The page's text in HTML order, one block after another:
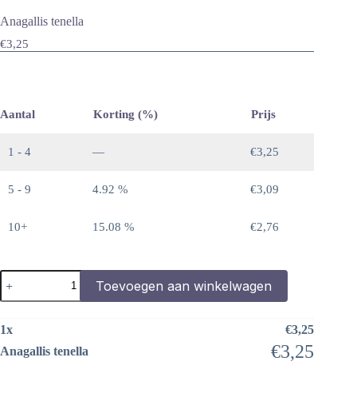
Anagallis tenella
€3,25
Aantal Korting (%) Prijs
1 - 4 — €3,25
5 - 9 4.92 % €3,09
10+ 15.08 % €2,76
Anagallis
tenella
aantal
Toevoegen aan winkelwagen
1x €3,25
Anagallis tenella
€3,25